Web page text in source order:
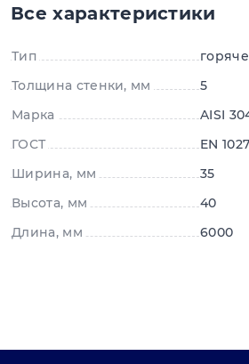
Все характеристики
Тип
Толщина стенки, мм
5
Марка
AISI
ГОСТ
EN
Ширина, мм
35
Высота, мм
40
Длина, мм
6000